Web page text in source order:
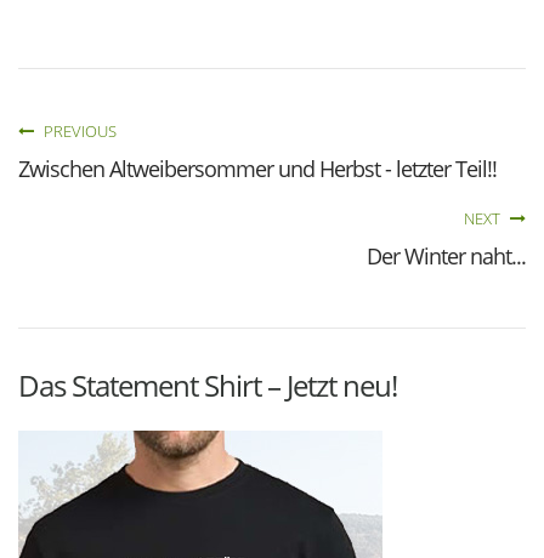
PREVIOUS
Zwischen Altweibersommer und Herbst - letzter Teil!!
NEXT
Der Winter naht...
Das Statement Shirt – Jetzt neu!